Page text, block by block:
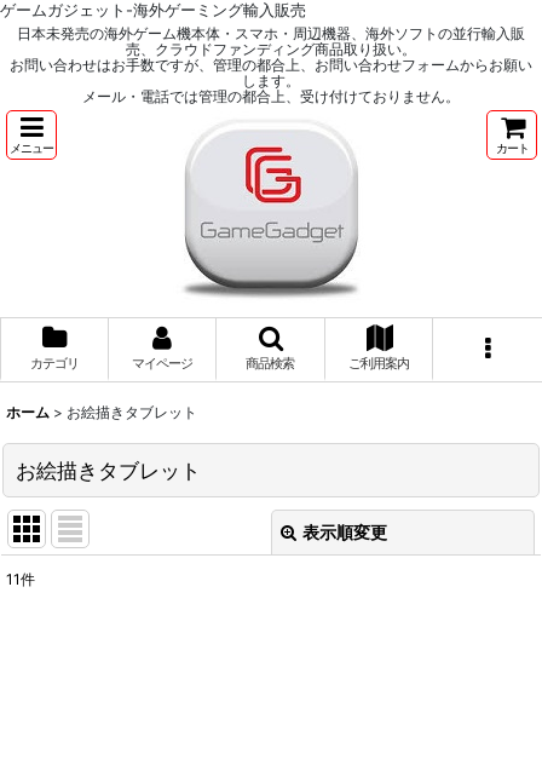
ゲームガジェット-海外ゲーミング輸入販売
日本未発売の海外ゲーム機本体・スマホ・周辺機器、海外ソフトの並行輸入販
売、クラウドファンディング商品取り扱い。
お問い合わせはお手数ですが、管理の都合上、お問い合わせフォームからお願い
します。
メール・電話では管理の都合上、受け付けておりません。
メニュー カート
カテゴリ マイページ 商品検索 ご利用案内
ホーム > お絵描きタブレット
お絵描きタブレット
表示順変更
11件